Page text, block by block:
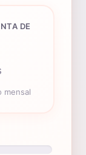
DE
mensal